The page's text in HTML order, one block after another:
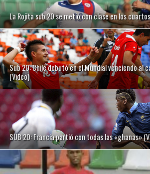
La Rojita sub 20 se metió con clase en los
Sub 20: Chile debutó en el Mundial venciendo al
(Video)
SUB 20: Francia partió con todas las «ghanas»